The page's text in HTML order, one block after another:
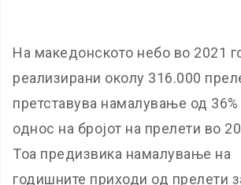
На македонското небо во 2021
реализирани околу 316.000
претставува намалување од
однос на бројот на прелети во
Тоа предизвика намалување на
годишните приходи од прелети